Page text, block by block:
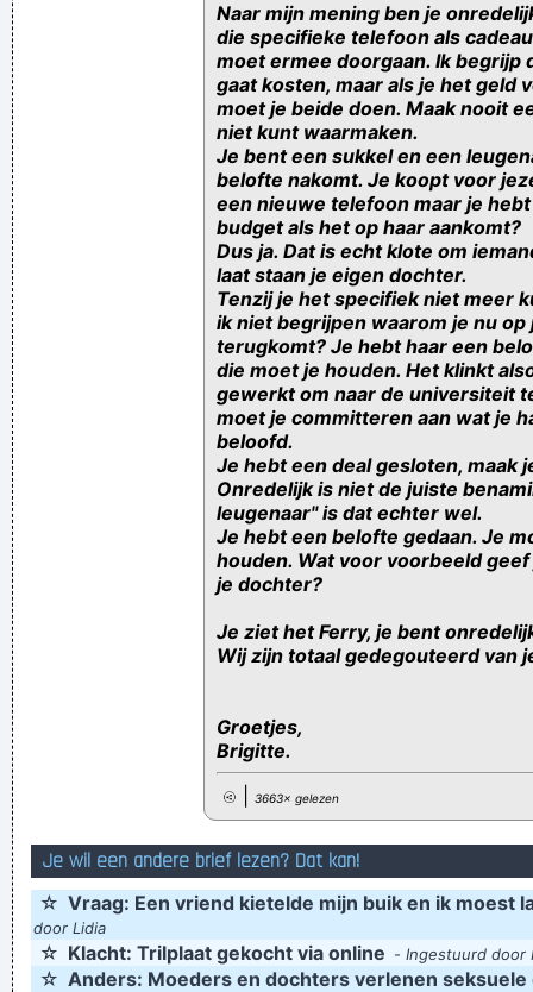
Naar mijn mening ben je
die specifieke telefoon als
moet ermee doorgaan. Ik begrijp
gaat kosten, maar als je het geld
moet je beide doen. Maak nooit
niet kunt waarmaken.
Je bent een sukkel en een
belofte nakomt. Je koopt voor
een nieuwe telefoon maar je
budget als het op haar aankomt?
Dus ja. Dat is echt klote om
laat staan je eigen dochter.
Tenzij je het specifiek niet meer
ik niet begrijpen waarom je nu op
terugkomt? Je hebt haar een
die moet je houden. Het klinkt
gewerkt om naar de universiteit
moet je committeren aan wat je
beloofd.
Je hebt een deal gesloten, maak
Onredelijk is niet de juiste
leugenaar" is dat echter wel.
Je hebt een belofte gedaan. Je
houden. Wat voor voorbeeld
je dochter?
Je ziet het Ferry, je bent
Wij zijn totaal gedegouteerd van
Groetjes,
Brigitte.
3663× gelezen
Je wil een andere brief lezen? Dat kan!
☆ Vraag: Een vriend kietelde mijn buik en ik moest
door Lidia
☆ Klacht: Trilplaat gekocht via online - Ingestuurd door
☆ Anders: Moeders en dochters verlenen